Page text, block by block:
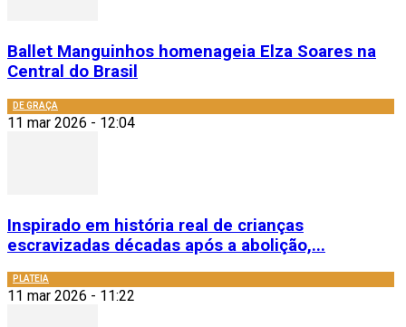
Ballet Manguinhos homenageia Elza Soares na
Central do Brasil
DE GRAÇA
11 mar 2026 - 12:04
Inspirado em história real de crianças
escravizadas décadas após a abolição,...
PLATEIA
11 mar 2026 - 11:22